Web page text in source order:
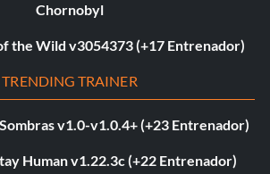
Chornobyl
the Wild v3054373 (+17 Entrenador)
TRENDING TRAINER
v1.0-v1.0.4+ (+23 Entrenador)
Human v1.22.3c (+22 Entrenador)